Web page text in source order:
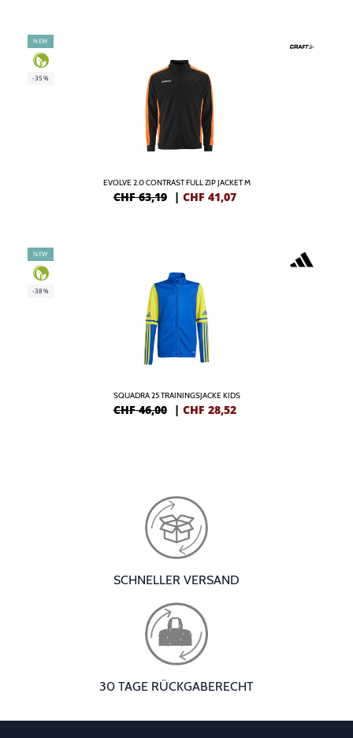
NEW
-35%
EVOLVE 2.0 CONTRAST FULL ZIP JACKET M
CHF 63,19 | CHF 41,07
NEW
-38%
SQUADRA 25 TRAININGSJACKE KIDS
CHF 46,00 | CHF 28,52
SCHNELLER VERSAND
30 TAGE RÜCKGABERECHT